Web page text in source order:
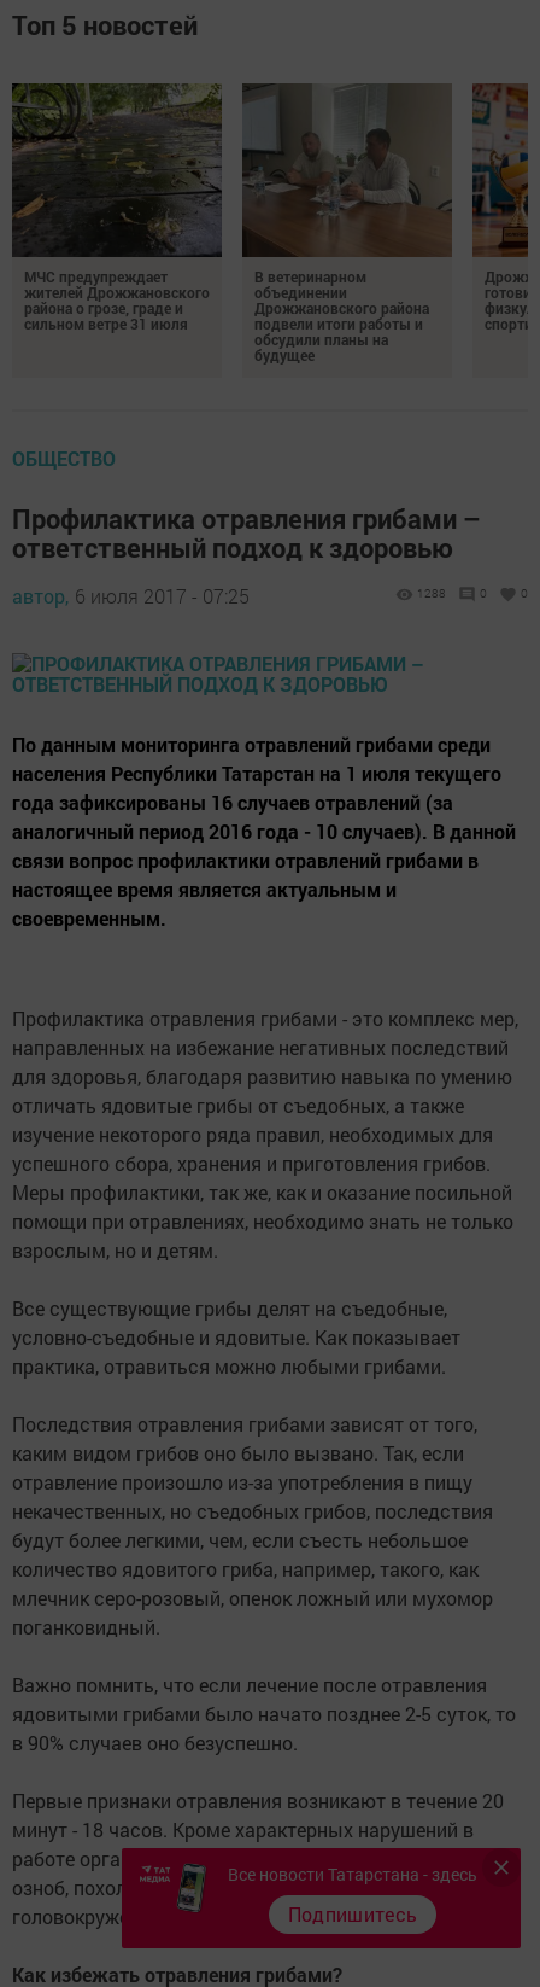
Топ 5 новостей
МЧС предупреждает
жителей Дрожжановского
района о грозе, граде и
сильном ветре 31 июля
В ветеринарном
объединении
Дрожжановского района
подвели итоги работы и
обсудили планы на
будущее
ОБЩЕСТВО
Профилактика отравления грибами –
ответственный подход к здоровью
автор, 6 июля 2017 - 07:25 1288 0 0
По данным мониторинга отравлений грибами среди
населения Республики Татарстан на 1 июля текущего
года зафиксированы 16 случаев отравлений (за
аналогичный период 2016 года - 10 случаев). В данной
связи вопрос профилактики отравлений грибами в
настоящее время является актуальным и
своевременным.
Профилактика отравления грибами - это комплекс мер,
направленных на избежание негативных последствий
для здоровья, благодаря развитию навыка по умению
отличать ядовитые грибы от съедобных, а также
изучение некоторого ряда правил, необходимых для
успешного сбора, хранения и приготовления грибов.
Меры профилактики, так же, как и оказание посильной
помощи при отравлениях, необходимо знать не только
взрослым, но и детям.
Все существующие грибы делят на съедобные,
условно-съедобные и ядовитые. Как показывает
практика, отравиться можно любыми грибами.
Последствия отравления грибами зависят от того,
каким видом грибов оно было вызвано. Так, если
отравление произошло из-за употребления в пищу
некачественных, но съедобных грибов, последствия
будут более легкими, чем, если съесть небольшое
количество ядовитого гриба, например, такого, как
млечник серо-розовый, опенок ложный или мухомор
поганковидный.
Важно помнить, что если лечение после отравления
ядовитыми грибами было начато позднее 2-5 суток, то
в 90% случаев оно безуспешно.
Первые признаки отравления возникают в течение 20
минут - 18 часов. Кроме характерных нарушений в
работе органов пищеварения может наблюдаться
озноб, похолодание конечностей, головные боли и
головокружение.
Как избежать отравления грибами?
Все новости Татарстана - здесь
Подпишитесь